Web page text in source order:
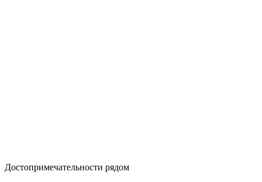
Достопримечательности рядом